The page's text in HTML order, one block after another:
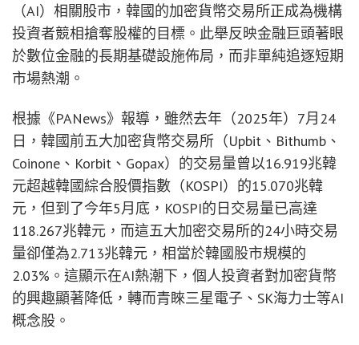
（AI）相關股市，韓國的加密貨幣交易所正成為機構
投資者競相搶奪股權的目標。此舉反映金融巨頭著眼
於數位金融的長期基礎設施佈局，而非單純追逐短期
市場熱潮。
根據《PANews》報導，雖然去年（2025年）7月24
日，韓國前五大加密貨幣交易所（Upbit、Bithumb、
Coinone、Korbit、Gopax）的交易量曾以16.919兆韓
元超越韓國綜合股價指數（KOSPI）的15.070兆韓
元，但到了今年5月底，KOSPI的日交易量已高達
118.267兆韓元，而這五大加密交易所的24小時交易
量卻僅為2.713兆韓元，相當於韓國股市規模的
2.03%。這顯示在AI熱潮下，個人投資者對加密貨幣
的興趣顯著降低，轉而青睞三星電子、SK海力士等AI
概念股。